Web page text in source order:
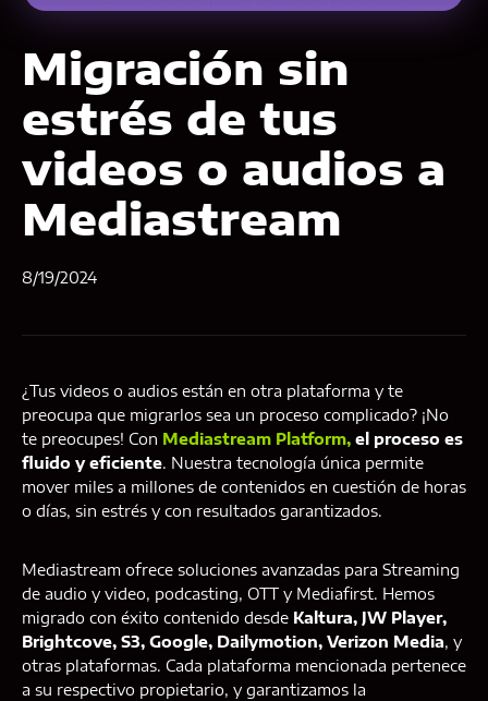
Migración sin
estrés de tus
videos o audios a
Mediastream
8/19/2024
¿Tus videos o audios están en otra plataforma y te
preocupa que migrarlos sea un proceso complicado? ¡No
te preocupes! Con Mediastream Platform, el proceso es
fluido y eficiente. Nuestra tecnología única permite
mover miles a millones de contenidos en cuestión de horas
o días, sin estrés y con resultados garantizados.
Mediastream ofrece soluciones avanzadas para Streaming
de audio y video, podcasting, OTT y Mediafirst. Hemos
migrado con éxito contenido desde Kaltura, JW Player,
Brightcove, S3, Google, Dailymotion, Verizon Media, y
otras plataformas. Cada plataforma mencionada pertenece
a su respectivo propietario, y garantizamos la